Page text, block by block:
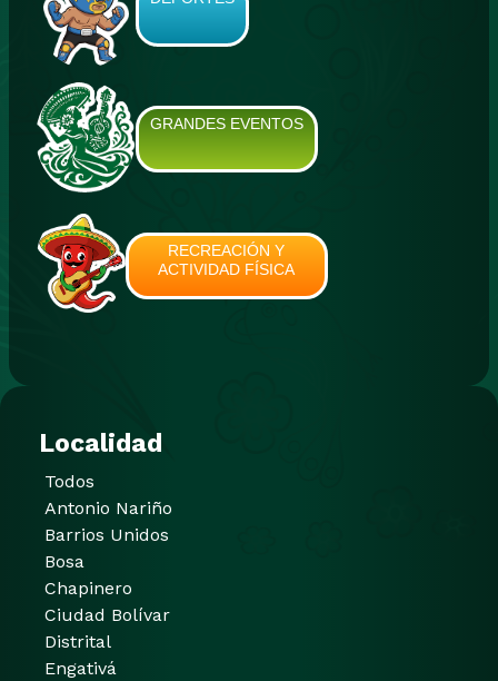
Localidad
Todos
Antonio Nariño
Barrios Unidos
Bosa
Chapinero
Ciudad Bolívar
Distrital
Engativá
GRANDES EVENTOS
RECREACIÓN Y
ACTIVIDAD FÍSICA